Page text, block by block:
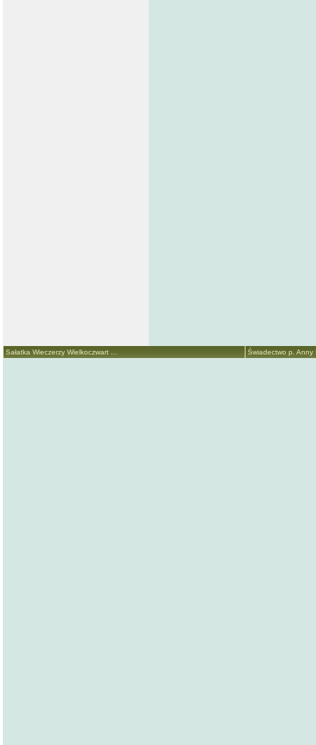
Sałatka Wieczerzy Wielkoczwart ... Świadectwo p. Anny